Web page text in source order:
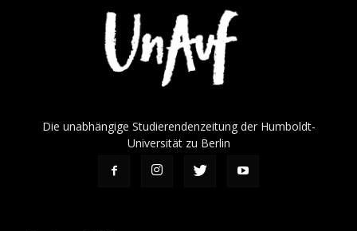
Die unabhängige Studierendenzeitung der Humboldt-
Universität zu Berlin